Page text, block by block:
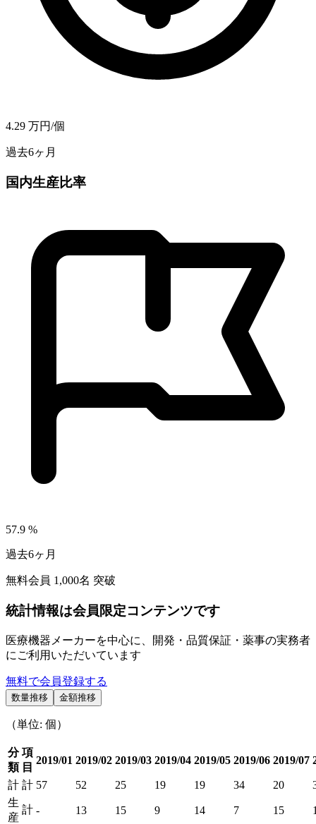
4.29 万円/個
過去6ヶ月
国内生産比率
57.9 %
過去6ヶ月
無料会員 1,000名 突破
統計情報は会員限定コンテンツです
医療機器メーカーを中心に、開発・品質保証・薬事の実務者
にご利用いただいています
無料で会員登録する
数量推移 金額推移
（単位: 個）
分
類
項
目
2019/01 2019/02 2019/03 2019/04 2019/05 2019/06 2019/07
計 計 57 52 25 19 19 34 20
生
産
計 - 13 15 9 14 7 15